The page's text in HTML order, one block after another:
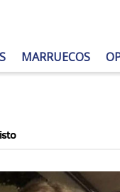
MARRUECOS